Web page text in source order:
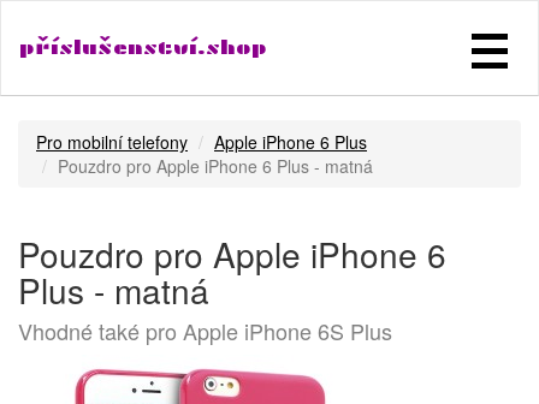
příslušenství.shop
Pro mobilní telefony
Apple iPhone 6 Plus
Pouzdro pro Apple iPhone 6 Plus - matná
Pouzdro pro Apple iPhone 6
Plus - matná
Vhodné také pro Apple iPhone 6S Plus